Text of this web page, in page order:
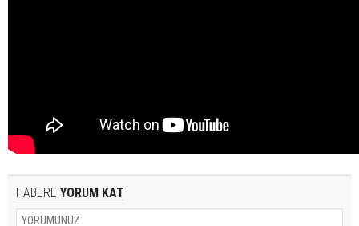
HABERE YORUM KAT